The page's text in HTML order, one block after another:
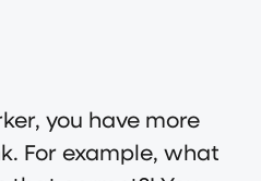
you have more
For example, what